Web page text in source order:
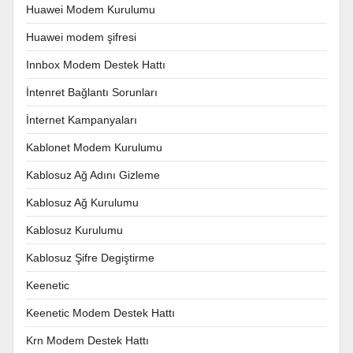
Huawei Modem Kurulumu
Huawei modem şifresi
Innbox Modem Destek Hattı
İntenret Bağlantı Sorunları
İnternet Kampanyaları
Kablonet Modem Kurulumu
Kablosuz Ağ Adını Gizleme
Kablosuz Ağ Kurulumu
Kablosuz Kurulumu
Kablosuz Şifre Degiştirme
Keenetic
Keenetic Modem Destek Hattı
Krn Modem Destek Hattı